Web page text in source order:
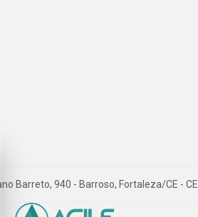
Barreto, 940 - Barroso, Fortaleza/CE -